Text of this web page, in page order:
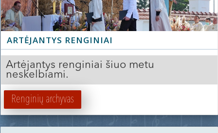
ARTĖJANTYS RENGINIAI
Artėjantys renginiai šiuo metu
neskelbiami.
Renginių archyvas